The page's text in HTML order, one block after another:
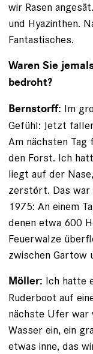
wir Rasen
und ­Hyazinthen.
Fantastisches.
Waren Sie
bedroht?
Bernstorff: Im
Gefühl: Jetzt
Am nächsten
den Forst. Ich
liegt auf der
zerstört. Das war
1975: An einem
denen etwa 600
Feuerwalze
zwischen Gartow
Möller: Ich hatte
Ruderboot auf
nächste Ufer war
Wasser ein, ein
etwas inne, das